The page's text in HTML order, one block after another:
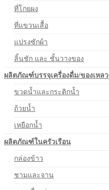
ที่โกยผง
ที่แขวนเสื้อ
แปรงซักผ้า
ลิ้นชัก และ ชั้นวางของ
ผลิตภัณฑ์บรรจุเครื่องดื่ม/ของเหลว
ขวดน้ำและกระติกน้ำ
ถ้วยน้ำ
เหยือกน้ำ
ผลิตภัณฑ์ในครัวเรือน
กล่องข้าว
ชามและจาน